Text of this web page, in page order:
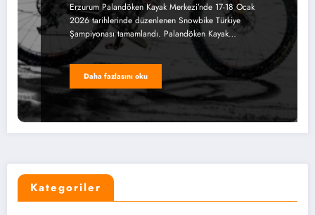
Erzurum Palandöken Kayak Merkezi’nde 17-18 Ocak
2026 tarihlerinde düzenlenen Snowbike Türkiye
Şampiyonası tamamlandı. Palandöken Kayak…
Daha fazlasını oku
Kategoriler